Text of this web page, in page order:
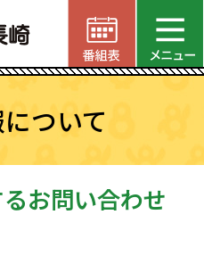
ついて
お問い合わせ